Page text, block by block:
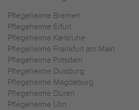
Pflegeheime Bremen
Pflegeheime Erfurt
Pflegeheime Karlsruhe
Pflegeheime Frankfurt am Main
Pflegeheime Potsdam
Pflegeheime Duisburg
Pflegeheime Magdeburg
Pflegeheime Düren
Pflegeheime Ulm